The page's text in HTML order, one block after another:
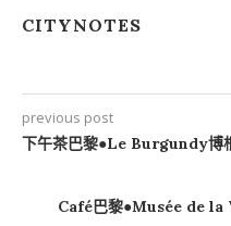
CITYNOTES
previous post
下午茶巴黎●Le Burgundy博
Café巴黎●Musée de